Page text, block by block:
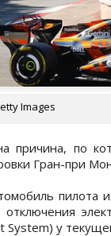
Images
причина, по
Гран-при
пилота
отключения
System) у